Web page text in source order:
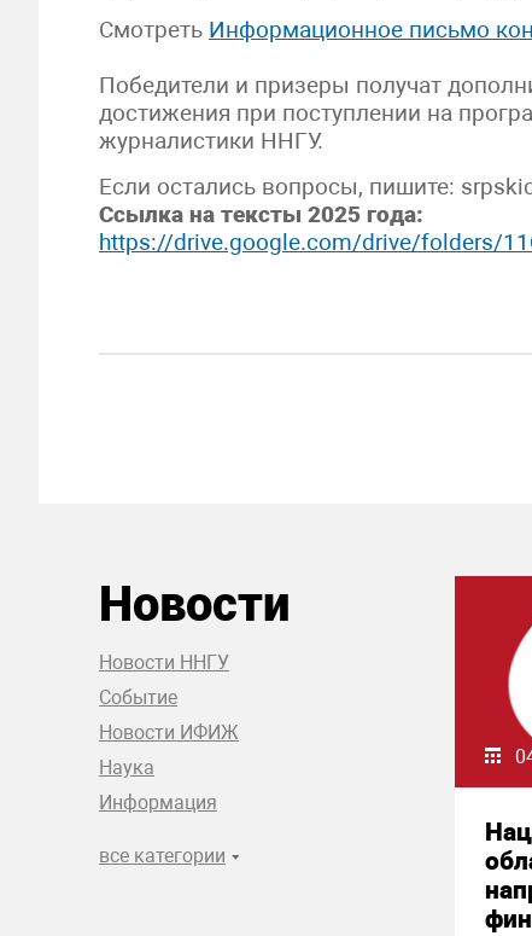
Смотреть Информационное письмо
Победители и призеры получат
достижения при поступлении на
журналистики ННГУ.
Если остались вопросы, пишите:
Ссылка на тексты 2025 года:
https://drive.google.com/drive/folders/
Новости
Новости ННГУ
Событие
Новости ИФИЖ
Наука
Информация
все категории